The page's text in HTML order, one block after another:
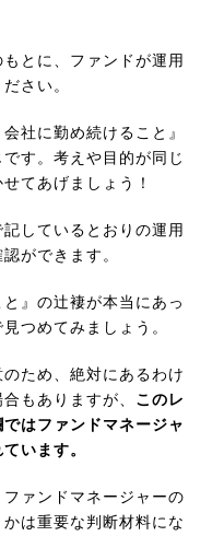
とに、ファンドが運用
さい。
社に勤め続けること』
す。考えや目的が同じ
てあげましょう！
しているとおりの運用
ができます。
』の辻褄が本当にあっ
つめてみましょう。
ため、絶対にあるわけ
もありますが、 このレ
はファンドマネージャ
います。
ァンドマネージャーの
は重要な判断材料にな